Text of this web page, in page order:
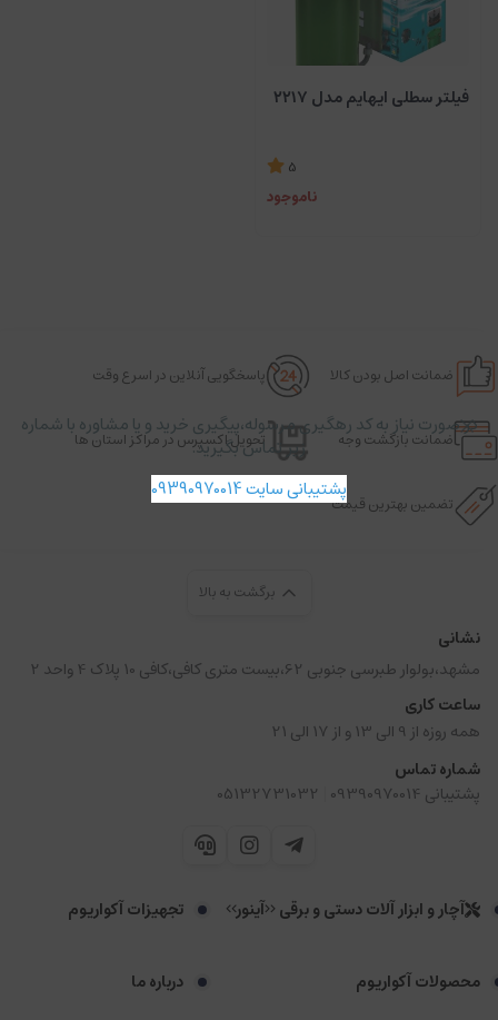
فیلتر سطلی ایهایم مدل ۲۲۱۷
5
ناموجود
ضمانت اصل بودن کالا پاسخگویی آنلاین در اسرع وقت
ضمانت بازگشت وجه تحویل اکسپرس در مراکز استان ها
تضمین بهترین قیمت
برگشت به بالا
نشانی
مشهد،بولوار طبرسی جنوبی 62،بیست متری کافی،کافی 10 پلاک 4 واحد 2
ساعت کاری
همه روزه از 9 الی 13 و از 17 الی 21
شماره تماس
پشتیبانی 09390970014
05132731032
آچار و ابزار آلات دستی و برقی <<آینور>> تجهیزات آکواریوم
محصولات آکواریوم درباره ما
در صورت نیاز به کد رهگیری مرسوله،پیگیری خرید و یا مشاوره با شماره
زیر تماس بگیرید.
پشتیبانی سایت 09390970014